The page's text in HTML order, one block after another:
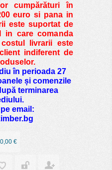
cumpărături în
euro si pana in
este suportat de
in care comanda
livrarii este
indiferent de
în perioada 27
și comenzile
terminarea
email:
0,00 €